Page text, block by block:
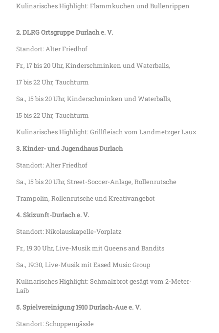
Kulinarisches Highlight: Flammkuchen und Bullenrippen
2. DLRG Ortsgruppe Durlach e. V.
Standort: Alter Friedhof
Fr., 17 bis 20 Uhr, Kinderschminken und Waterballs,
17 bis 22 Uhr, Tauchturm
Sa., 15 bis 20 Uhr, Kinderschminken und Waterballs,
15 bis 22 Uhr, Tauchturm
Kulinarisches Highlight: Grillfleisch vom Landmetzger Laux
3. Kinder- und Jugendhaus Durlach
Standort: Alter Friedhof
Sa., 15 bis 20 Uhr, Street-Soccer-Anlage, Rollenrutsche
Trampolin, Rollenrutsche und Kreativangebot
4. Skizunft-Durlach e. V.
Standort: Nikolauskapelle-Vorplatz
Fr., 19:30 Uhr, Live-Musik mit Queens and Bandits
Sa., 19:30, Live-Musik mit Eased Music Group
Kulinarisches Highlight: Schmalzbrot gesägt vom 2-Meter-
Laib
5. Spielvereinigung 1910 Durlach-Aue e. V.
Standort: Schoppengässle